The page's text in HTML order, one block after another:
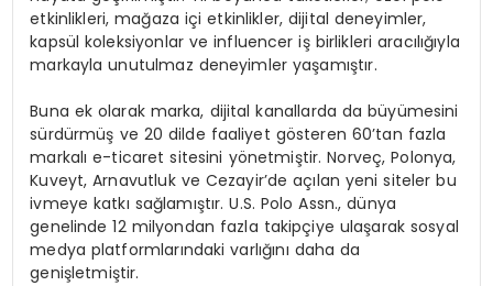
etkinlikleri, mağaza içi etkinlikler, dijital deneyimler,
kapsül koleksiyonlar ve influencer iş birlikleri aracılığıyla
markayla unutulmaz deneyimler yaşamıştır.
Buna ek olarak marka, dijital kanallarda da büyümesini
sürdürmüş ve 20 dilde faaliyet gösteren 60’tan fazla
markalıe-ticaret sitesini yönetmiştir. Norveç, Polonya,
Kuveyt, Arnavutluk ve Cezayir’de açılan yeni siteler bu
ivmeye katkı sağlamıştır. U.S. Polo Assn., dünya
genelinde 12 milyondan fazla takipçiye ulaşarak sosyal
medya platformlarındaki varlığını daha da
genişletmiştir.